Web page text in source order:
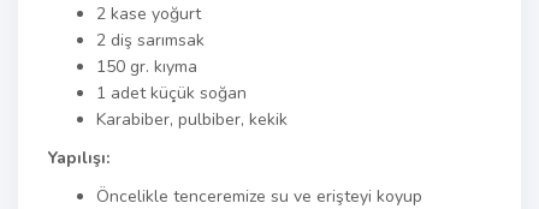
2 kase yoğurt
2 diş sarımsak
150 gr. kıyma
1 adet küçük soğan
Karabiber, pulbiber, kekik
Yapılışı:
Öncelikle tenceremize su ve erişteyi koyup